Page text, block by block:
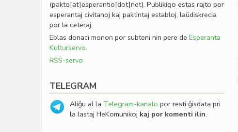
(pakto[at]esperantio[dot]net). Publikigo estas rajto por
esperantaj civitanoj kaj paktintaj establoj, laŭdiskrecia
por la ceteraj.
Eblas donaci monon por subteni nin pere de Esperanta
Kulturservo.
RSS-servo
TELEGRAM
Aliĝu al la Telegram-kanalo por resti ĝisdata pri
la lastaj HeKomunikoj kaj por komenti ilin.